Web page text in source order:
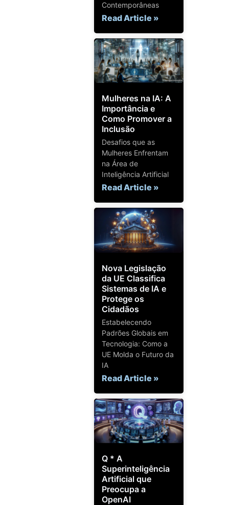
Contemporâneas
Read Article »
Mulheres na IA: A
Importância e
Como Promover a
Inclusão
Desafios que as
Mulheres Enfrentam
na Área de
Inteligência Artificial
Read Article »
Nova Legislação
da UE Classifica
Sistemas de IA e
Protege os
Cidadãos
Estabelecendo
Padrões Globais em
Tecnologia: Como a
UE Molda o Futuro da
IA
Read Article »
Q * A
Superinteligência
Artificial que
Preocupa a
OpenAI